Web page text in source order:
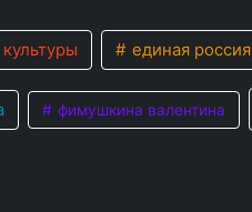
единая россия
фимушкина валентина